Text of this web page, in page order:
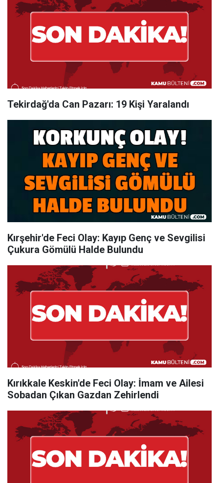
Tekirdağ'da Can Pazarı: 19 Kişi Yaralandı
Kırşehir'de Feci Olay: Kayıp Genç ve Sevgilisi
Çukura Gömülü Halde Bulundu
Kırıkkale Keskin'de Feci Olay: İmam ve Ailesi
Sobadan Çıkan Gazdan Zehirlendi